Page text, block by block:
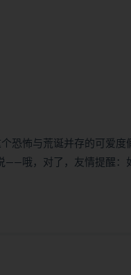
恐怖与荒诞并存的可爱度
——哦，对了，友情提醒：